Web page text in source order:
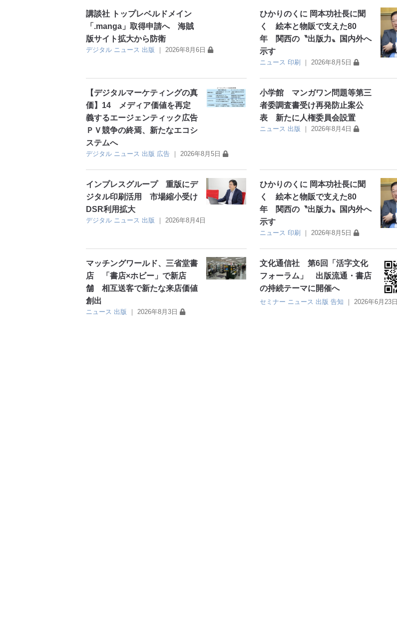
講談社 トップレベルドメイン
「.manga」取得申請へ 海賊
版サイト拡大から防衛
デジタル ニュース 出版 ｜ 2026年8月6日
ひかりのくに 岡本功社長に聞
く 絵本と物販で支えた80
年 関西の〝出版力〟国内外へ
示す
ニュース 印刷 ｜ 2026年8月5日
【デジタルマーケティングの真
価】14 メディア価値を再定
義するエージェンティック広告
ＰＶ競争の終焉、新たなエコシ
ステムへ
デジタル ニュース 出版 広告 ｜ 2026年8月5日
小学館 マンガワン問題等第三
者委調査書受け再発防止案公
表 新たに人権委員会設置
ニュース 出版 ｜ 2026年8月4日
インプレスグループ 重版にデ
ジタル印刷活用 市場縮小受け
DSR利用拡大
デジタル ニュース 出版 ｜ 2026年8月4日
ひかりのくに 岡本功社長に聞
く 絵本と物販で支えた80
年 関西の〝出版力〟国内外へ
示す
ニュース 印刷 ｜2026年8月5日
マッチングワールド、三省堂書
店 「書店×ホビー」で新店
舗 相互送客で新たな来店価値
創出
ニュース 出版 ｜ 2026年8月3日
文化通信社 第6回「活字文化
フォーラム」 出版流通・書店
の持続テーマに開催へ
セミナー ニュース 出版 告知 ｜2026年6月23日